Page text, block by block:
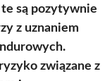
są pozytywnie
z uznaniem
związane z